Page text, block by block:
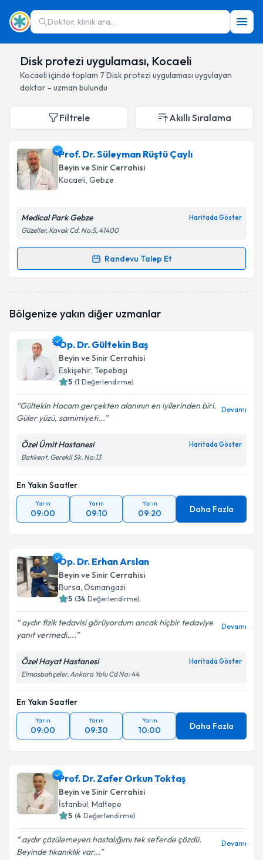
Doktor, klinik ara...
Disk protezi uygulaması, Kocaeli
Kocaeli içinde toplam 7 Disk protezi uygulaması uygulayan
doktor - uzman bulundu
Filtrele Akıllı Sıralama
Prof. Dr. Süleyman Rüştü Çaylı
Beyin ve Sinir Cerrahisi
Kocaeli, Gebze
Medical Park Gebze Haritada Göster
Güzeller, Kavak Cd. No:5, 41400
Randevu Talep Et
Randevu Takvimi Talebi
talebi oluşturun. Size bu uzmandan randevu almanız
bilgilendireceğiz.
E-posta Adresiniz
Kişisel verilerimin işlenmesine ilişkin
kapsamda işlenmesini kabul ediyorum.
Bölgenize yakın diğer uzmanlar
Op. Dr. Gültekin Baş
Beyin ve Sinir Cerrahisi
Eskişehir, Tepebaşı
5 (1 Değerlendirme)
Gültekin Hocam gerçekten alanının en iyilerinden biri.
Güler yüzü, samimiyeti...
Devamı
Özel Ümit Hastanesi Haritada Göster
Batıkent, Gerekli Sk. No:13
En Yakın Saatler
Yarın
09:00
Yarın
09:10
Yarın
09:20 Daha Fazla
Op. Dr. Erhan Arslan
Beyin ve Sinir Cerrahisi
Bursa, Osmangazi
5 (34 Değerlendirme)
aydır fizik tedavisi görüyordum ancak hiçbir tedaviye
yanıt vermedi....
Devamı
Özel Hayat Hastanesi Haritada Göster
Elmasbahçeler, Ankara Yolu Cd No: 44
En Yakın Saatler
Yarın
09:00
Yarın
09:30
Yarın
10:00 Daha Fazla
Prof. Dr. Zafer Orkun Toktaş
Beyin ve Sinir Cerrahisi
İstanbul, Maltepe
5 (4 Değerlendirme)
aydır çözülemeyen hastalığımı tek seferde çözdü.
Beyinde tıkanıklık var...
Devamı